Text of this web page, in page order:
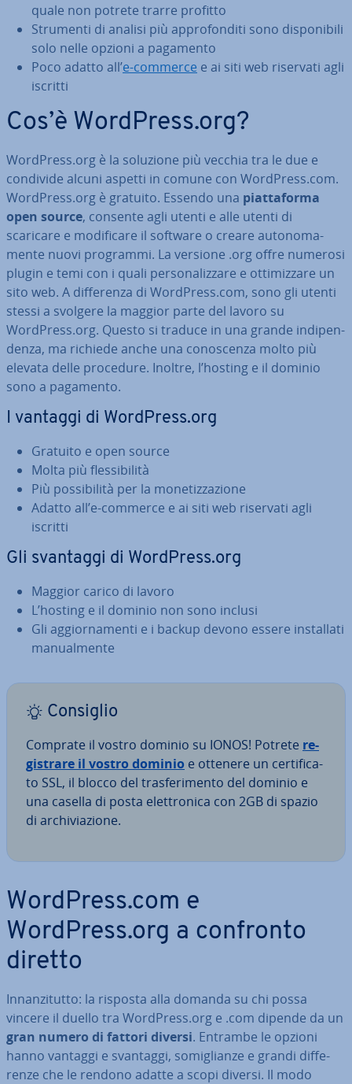
quale non potrete trarre profitto
Strumenti di analisi più ap­pro­fon­di­ti sono di­spo­ni­bi­li
solo nelle opzioni a pagamento
Poco adatto all’e-commerce e ai siti web riservati agli
iscritti
Cos’è WordPress.org?
WordPress.org è la soluzione più vecchia tra le due e
condivide alcuni aspetti in comune con WordPress.com.
WordPress.org è gratuito. Essendo una piat­ta­for­ma
open source, consente agli utenti e alle utenti di
scaricare e mo­di­fi­ca­re il software o creare au­to­no­ma­
men­te nuovi programmi. La versione .org offre numerosi
plugin e temi con i quali per­so­na­liz­za­re e ot­ti­miz­za­re un
sito web. A dif­fe­ren­za di WordPress.com, sono gli utenti
stessi a svolgere la maggior parte del lavoro su
WordPress.org. Questo si traduce in una grande in­di­pen­
den­za, ma richiede anche una co­no­scen­za molto più
elevata delle procedure. Inoltre, l’hosting e il dominio
sono a pagamento.
I vantaggi di WordPress.org
Gratuito e open source
Molta più fles­si­bi­li­tà
Più pos­si­bi­li­tà per la mo­ne­tiz­za­zio­ne
Adatto all’e-commerce e ai siti web riservati agli
iscritti
Gli svantaggi di WordPress.org
Maggior carico di lavoro
L’hosting e il dominio non sono inclusi
Gli ag­gior­na­men­ti e i backup devono essere in­stal­la­ti
ma­nual­men­te
Consiglio
Comprate il vostro dominio su IONOS! Potrete re­
gi­stra­re il vostro dominio e ottenere un cer­ti­fi­ca­
to SSL, il blocco del tra­sfe­ri­men­to del dominio e
una casella di posta elet­tro­ni­ca con 2GB di spazio
di ar­chi­via­zio­ne.
WordPress.com e
WordPress.org a confronto
diretto
In­nan­zi­tut­to: la risposta alla domanda su chi possa
vincere il duello tra WordPress.org e .com dipende da un
gran numero di fattori diversi. Entrambe le opzioni
hanno vantaggi e svantaggi, so­mi­glian­ze e grandi dif­fe­
ren­ze che le rendono adatte a scopi diversi. Il modo